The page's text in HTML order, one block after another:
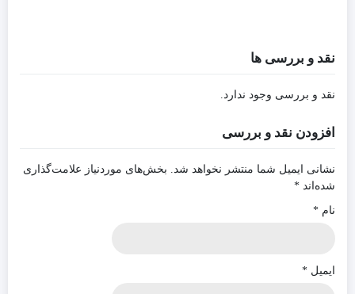
نقد و بررسی ها
نقد و بررسی وجود ندارد.
افزودن نقد و بررسی
نشانی ایمیل شما منتشر نخواهد شد.
بخش‌های موردنیاز علامت‌گذاری
شده‌اند *
نام *
ایمیل *